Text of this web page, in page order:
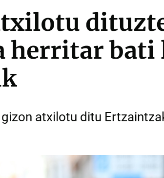
herritar
atxilotu ditu